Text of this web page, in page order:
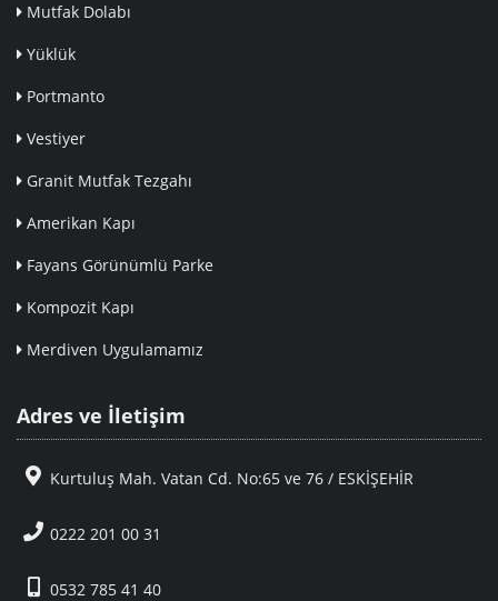
Mutfak Dolabı
Yüklük
Portmanto
Vestiyer
Granit Mutfak Tezgahı
Amerikan Kapı
Fayans Görünümlü Parke
Kompozit Kapı
Merdiven Uygulamamız
Adres ve İletişim
Kurtuluş Mah. Vatan Cd. No:65 ve 76 / ESKİŞEHİR
0222 201 00 31
0532 785 41 40